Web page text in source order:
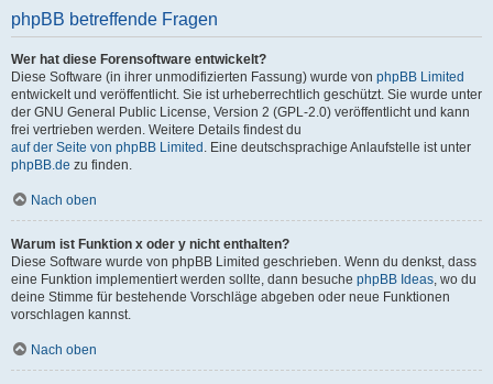
phpBB betreffende Fragen
Wer hat diese Forensoftware entwickelt?
Diese Software (in ihrer unmodifizierten Fassung) wurde von phpBB Limited
entwickelt und veröffentlicht. Sie ist urheberrechtlich geschützt. Sie wurde unter
der GNU General Public License, Version 2 (GPL-2.0) veröffentlicht und kann
frei vertrieben werden. Weitere Details findest du
auf der Seite von phpBB Limited . Eine deutschsprachige Anlaufstelle ist unter
phpBB.de zu finden.
Nach oben
Warum ist Funktion x oder y nicht enthalten?
Diese Software wurde von phpBB Limited geschrieben. Wenn du denkst, dass
eine Funktion implementiert werden sollte, dann besuche phpBB Ideas , wo du
deine Stimme für bestehende Vorschläge abgeben oder neue Funktionen
vorschlagen kannst.
Nach oben